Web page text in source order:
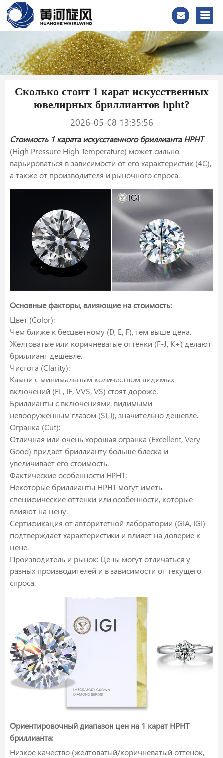
Сколько стоит 1 карат искусственных
ювелирных бриллиантов hpht?
2026-05-08 13:35:56
Стоимость 1 карата искусственного бриллианта HPHT
(High Pressure High Temperature) может сильно
варьироваться в зависимости от его характеристик (4C),
а также от производителя и рыночного спроса.
Основные факторы, влияющие на стоимость:
Цвет (Color):
Чем ближе к бесцветному (D, E, F), тем выше цена.
Желтоватые или коричневатые оттенки (F-J, K+) делают
бриллиант дешевле.
Чистота (Clarity):
Камни с минимальным количеством видимых
включений (FL, IF, VVS, VS) стоят дороже.
Бриллианты с включениями, видимыми
невооруженным глазом (SI, I), значительно дешевле.
Огранка (Cut):
Отличная или очень хорошая огранка (Excellent, Very
Good) придает бриллианту больше блеска и
увеличивает его стоимость.
Фактические особенности HPHT:
Некоторые бриллианты HPHT могут иметь
специфические оттенки или особенности, которые
влияют на цену.
Сертификация от авторитетной лаборатории (GIA, IGI)
подтверждает характеристики и влияет на доверие к
цене.
Производитель и рынок: Цены могут отличаться у
разных производителей и в зависимости от текущего
спроса.
Ориентировочный диапазон цен на 1 карат HPHT
бриллианта:
Низкое качество (желтоватый/коричневатый оттенок,